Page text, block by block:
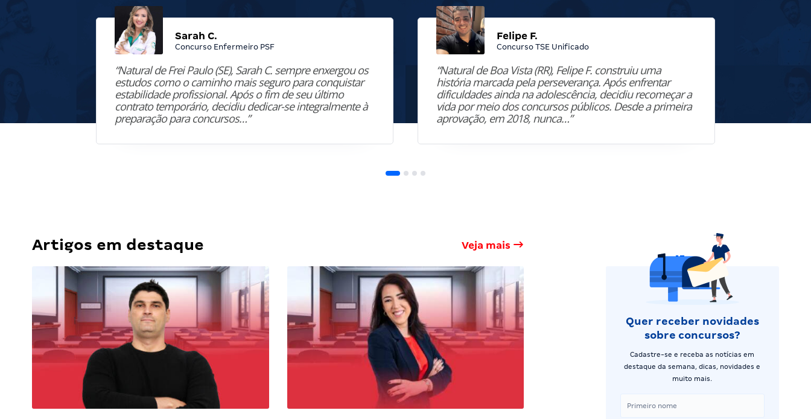
Sarah C.
Concurso Enfermeiro PSF
“Natural de Frei Paulo (SE), Sarah C. sempre enxergou os
estudos como o caminho mais seguro para conquistar
estabilidade profissional. Após o fim de seu último
contrato temporário, decidiu dedicar-se integralmente à
preparação para concursos…”
Felipe F.
Concurso TSE Unificado
“Natural de Boa Vista (RR), Felipe F. construiu uma
história marcada pela perseverança. Após enfrentar
dificuldades ainda na adolescência, decidiu recomeçar a
vida por meio dos concursos públicos. Desde a primeira
aprovação, em 2018, nunca…”
Artigos em destaque Veja mais
Quer receber novidades
sobre concursos?
Cadastre-se e receba as notícias em
destaque da semana, dicas, novidades e
muito mais.